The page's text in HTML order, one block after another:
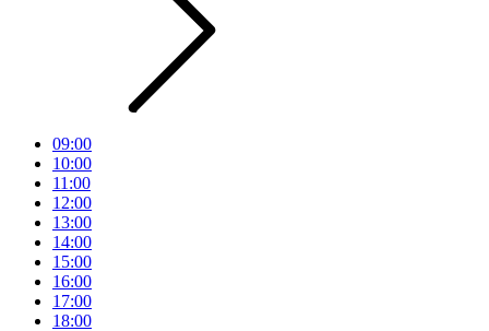
09:00
10:00
11:00
12:00
13:00
14:00
15:00
16:00
17:00
18:00